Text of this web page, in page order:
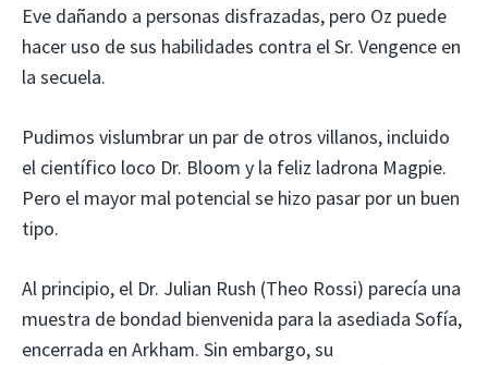
Eve dañando a personas disfrazadas, pero Oz puede
hacer uso de sus habilidades contra el Sr. Vengence en
la secuela.
Pudimos vislumbrar un par de otros villanos, incluido
el científico loco Dr. Bloom y la feliz ladrona Magpie.
Pero el mayor mal potencial se hizo pasar por un buen
tipo.
Al principio, el Dr. Julian Rush (Theo Rossi) parecía una
muestra de bondad bienvenida para la asediada Sofía,
encerrada en Arkham. Sin embargo, su